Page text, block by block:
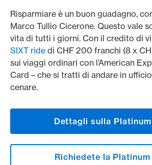
Risparmiare è un buon guadagno,
Marco Tullio Cicerone. Questo vale
vita di tutti i giorni. Con il credito di
SIXT ride di CHF 200 franchi (8 x
sui viaggi ordinari con l’American
Card – che si tratti di andare in
cenare.
Dettagli sulla Platinum
Richiedete la Platinum